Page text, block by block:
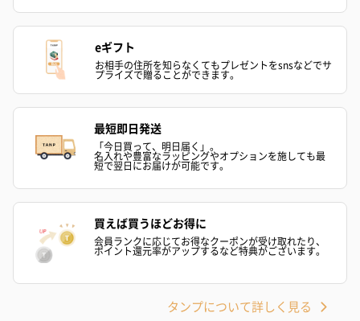
eギフト
お相手の住所を知らなくてもプレゼントをsnsなどでサ
プライズで贈ることができます。
最短即日発送
「今日買って、明日届く」。
名入れや豊富なラッピングやオプションを施しても最
短で翌日にお届けが可能です。
買えば買うほどお得に
会員ランクに応じてお得なクーポンが受け取れたり、
ポイント還元率がアップするなど特典がございます。
タンプについて詳しく見る